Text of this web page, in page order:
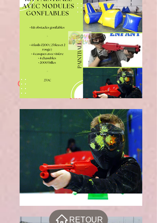
RETOUR
Cônes interactifs / Buzzer
Time
RETOUR